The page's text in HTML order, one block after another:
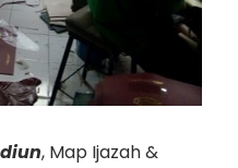
, Map Ijazah &